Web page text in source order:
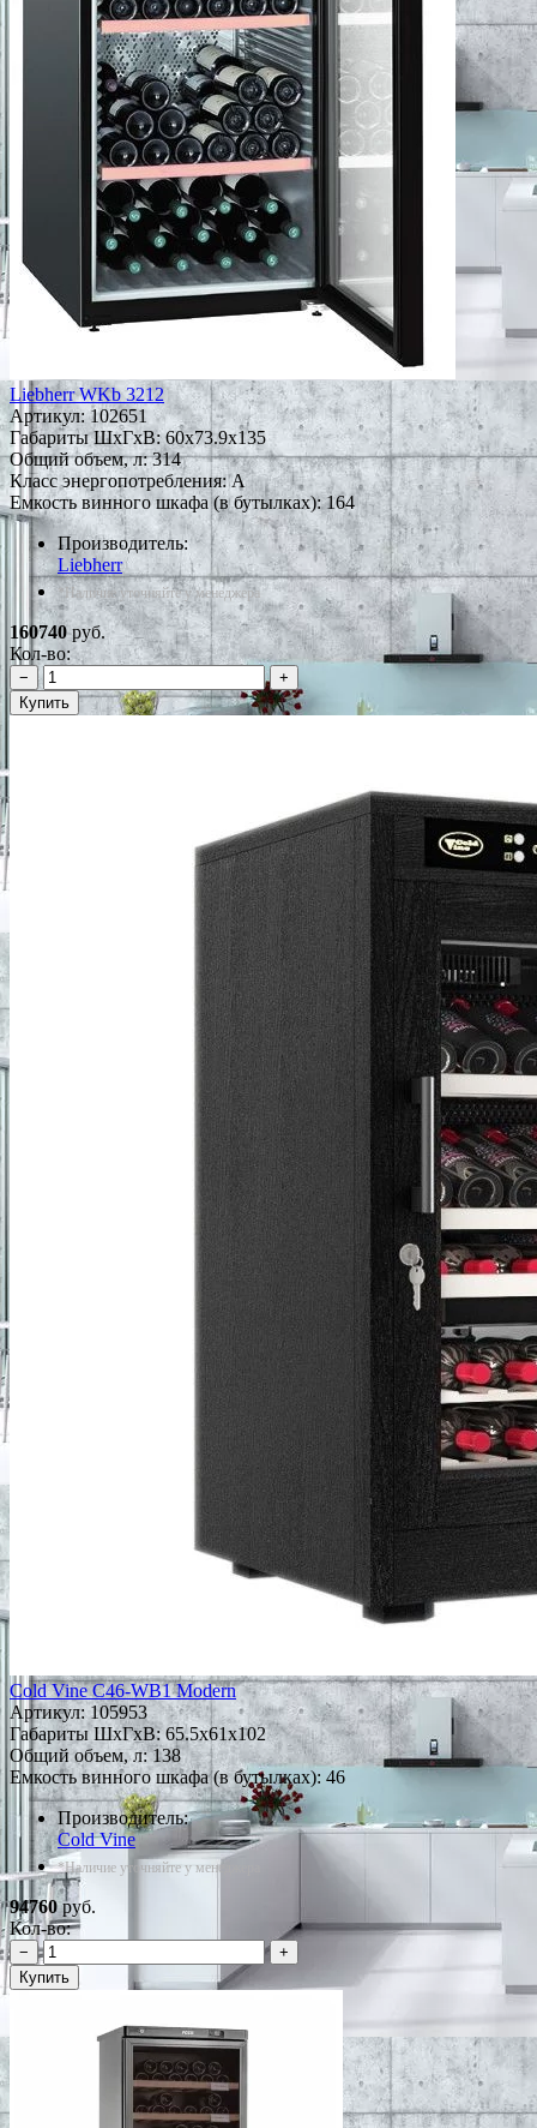
Liebherr WKb 3212
Артикул:102651
Габариты ШxГxВ: 60x73.9x135
Общий объем, л: 314
Класс энергопотребления: A
Емкость винного шкафа (в бутылках): 164
Производитель:
Liebherr
*Наличие уточняйте у менеджера
160740руб.
Кол-во:
−
+
Купить
Cold Vine C46-WB1 Modern
Артикул:105953
Габариты ШxГxВ: 65.5x61x102
Общий объем, л: 138
Емкость винного шкафа (в бутылках): 46
Производитель:
Cold Vine
*Наличие уточняйте у менеджера
94760руб.
Кол-во:
−
+
Купить